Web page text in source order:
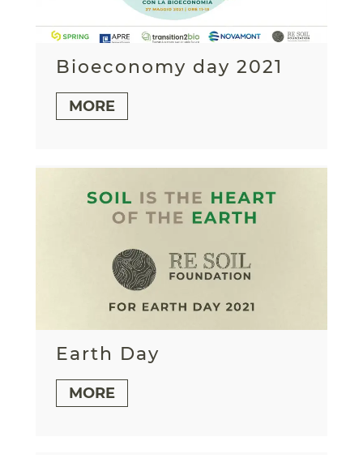
Bioeconomy day 2021
MORE
Earth Day
MORE